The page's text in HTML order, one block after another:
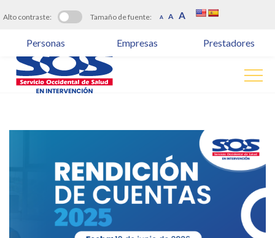
Alto contraste: Tamaño de fuente: A
Reducir
A Restablecer
A Aumentar
fuente.
Personas Empresas Prestadores